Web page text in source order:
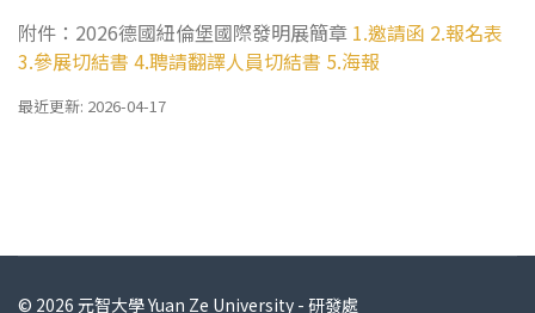
附件：2026德國紐倫堡國際發明展簡章 1.邀請函 2.報名表
3.參展切結書 4.聘請翻譯人員切結書 5.海報
最近更新: 2026-04-17
© 2026 元智大學 Yuan Ze University - 研發處